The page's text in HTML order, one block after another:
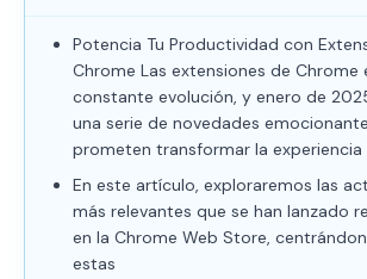
Potencia Tu Productividad con
Chrome Las extensiones de Chrome
constante evolución, y enero de
una serie de novedades
prometen transformar la experiencia
En este artículo, exploraremos las
más relevantes que se han lanzado
en la Chrome Web Store,
estas